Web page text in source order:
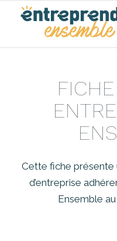
Cette fiche présente
d’entreprise
Ensemble